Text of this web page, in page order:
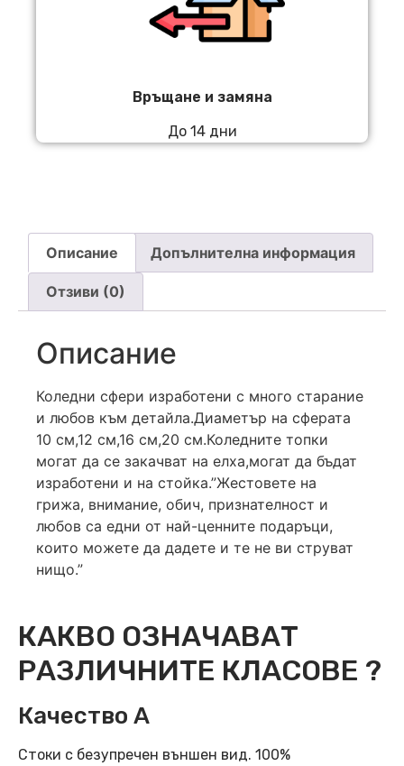
Връщане и замяна
До 14 дни
Описание Допълнителна информация
Отзиви (0)
Описание
Коледни сфери изработени с много старание
и любов към детайла.Диаметър на сферата
10 см,12 см,16 см,20 см.Коледните топки
могат да се закачват на елха,могат да бъдат
изработени и на стойка.”Жестовете на
грижа, внимание, обич, признателност и
любов са едни от най-ценните подаръци,
които можете да дадете и те не ви струват
нищо.”
КАКВО ОЗНАЧАВАТ
РАЗЛИЧНИТЕ КЛАСОВЕ ?
Качество А
Стоки с безупречен външен вид. 100%